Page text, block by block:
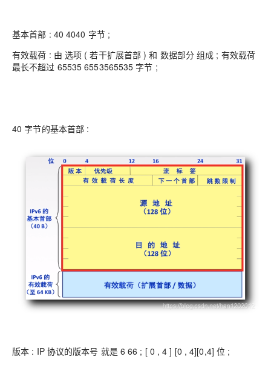
基本首部 : 40 4040 字节 ;
有效载荷 : 由 选项 ( 若干扩展首部 ) 和 数据部分 组成 ; 有效载荷
最长不超过 65535 6553565535 字节 ;
40 字节的基本首部 :
版本 : IP 协议的版本号 就是 6 66 ; [ 0 , 4 ] [0 , 4][0,4] 位 ;